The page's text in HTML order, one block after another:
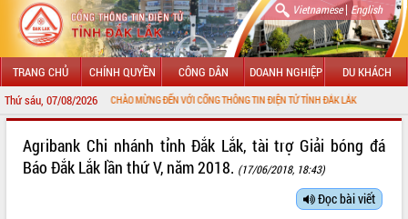
Vietnamese| English
TRANG CHỦ CHÍNH QUYỀN CÔNG DÂN DOANH NGHIỆP DU KHÁCH
Thứ sáu, 07/08/2026CHÀO MỪNG ĐẾN VỚI CỔNG THÔNG TIN ĐIỆN TỬ TỈNH ĐẮK LẮK
LÃNH ĐẠO UBND TỈNH
Agribank Chi nhánh tỉnh Đắk Lắk, tài trợ Giải bóng đá
Báo Đắk Lắk lần thứ V, năm 2018. (17/06/2018, 18:43)
Đọc bài viết